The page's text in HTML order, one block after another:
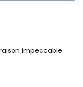
impeccable